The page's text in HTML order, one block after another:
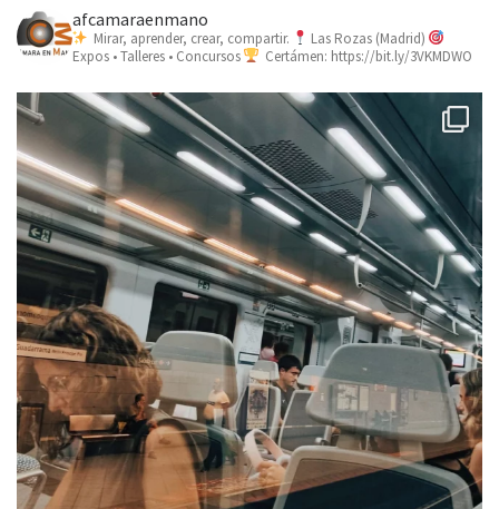
afcamaraenmano
Mirar, aprender, crear, compartir.
Las Rozas (Madrid)
Expos • Talleres • Concursos
Certámen: https://bit.ly/3VKMDWO